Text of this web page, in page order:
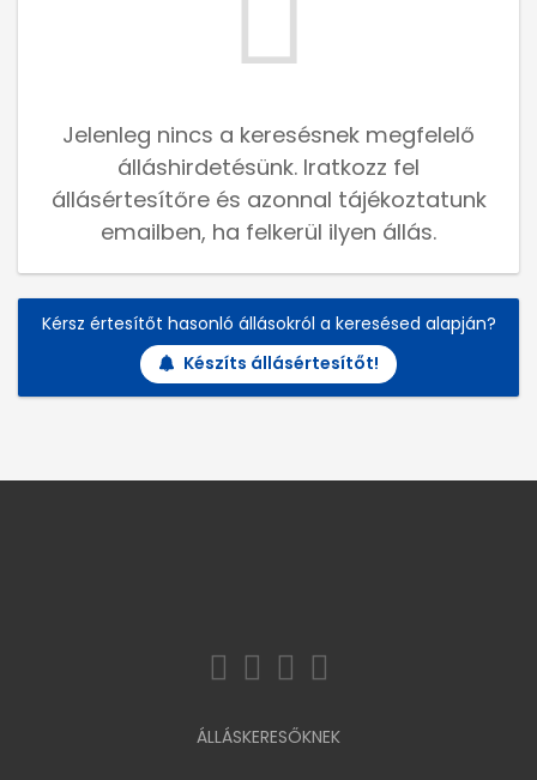
Jelenleg nincs a keresésnek megfelelő
álláshirdetésünk. Iratkozz fel
állásértesítőre és azonnal tájékoztatunk
emailben, ha felkerül ilyen állás.
Kérsz értesítőt hasonló állásokról a keresésed alapján?
Készíts állásértesítőt!
ÁLLÁSKERESŐKNEK